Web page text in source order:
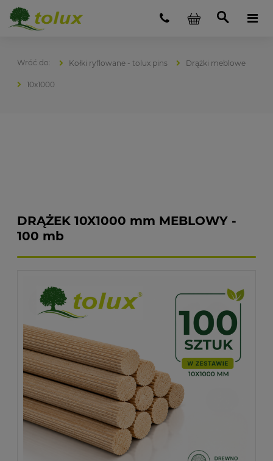
Kołki ryflowane - tolux pins Drążki meblowe
10x1000
DRĄŻEK 10X1000 mm MEBLOWY -
100 mb